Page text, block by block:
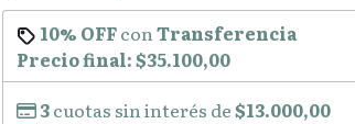
10% OFFconTransferencia
Precio final:$35.100,00
3cuotas sin interés de$13.000,00